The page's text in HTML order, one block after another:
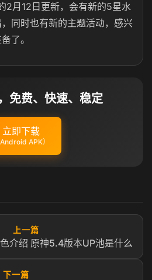
2月12日更新，会有新的5星水
同时也有新的主题活动，感兴
了。
免费、快速、稳定
立即下载
Android APK）
上一篇
介绍 原神5.4版本UP池是什么
下一篇